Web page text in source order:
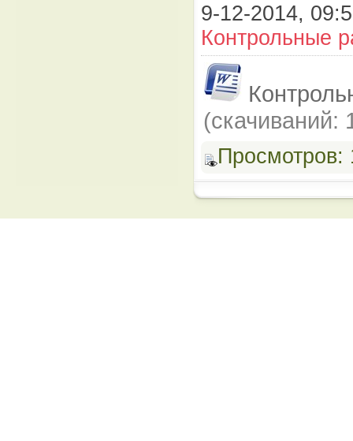
9-12-2014,
Контрольные
(cкачиваний: